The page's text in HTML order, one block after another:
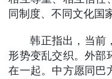
同制度、不同文化国
韩正指出，当前
形势变乱交织。外部
在一起。中方愿同巴